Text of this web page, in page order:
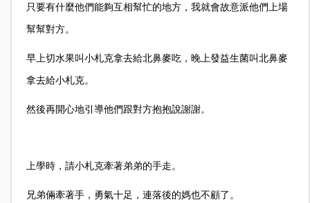
只要有什麼他們能夠互相幫忙的地方，我就會故意派他們上場
幫幫對方。
早上切水果叫小札克拿去給北鼻麥吃，晚上發益生菌叫北鼻麥
拿去給小札克。
然後再開心地引導他們跟對方抱抱說謝謝。
上學時，請小札克牽著弟弟的手走。
兄弟倆牽著手，勇氣十足，連落後的媽也不顧了。